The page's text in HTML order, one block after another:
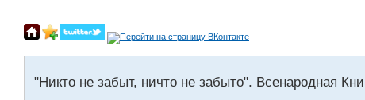
"Никто не забыт, ничто не забыто". Всенародная